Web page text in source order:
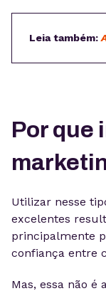
Leia também:
Por que
Utilizar nesse
excelentes
principalmente
confiança entre
Mas, essa não